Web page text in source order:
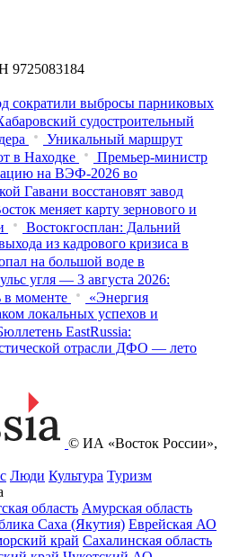
9725083184
сократили выбросы парниковых
судостроительный
Уникальный маршрут
в Находке
Премьер-министр
на ВЭФ‑2026 во
Гавани восстановят завод
меняет карту зернового и
Востокгосплан: Дальний
из кадрового кризиса в
на большой воде в
угля — 3 августа 2026:
в моменте
«Энергия
локальных успехов и
EastRussia:
отрасли ДФО — лето
© ИА «Восток России»,
Люди Культура Туризм
область Амурская область
Саха (Якутия) Еврейская АО
край Сахалинская область